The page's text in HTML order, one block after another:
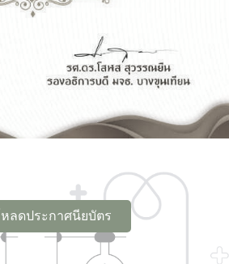
ลดประกาศนียบัตร